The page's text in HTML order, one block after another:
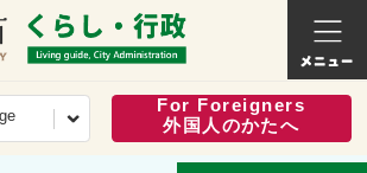
常総市公式ホームページ
くらし
For Foreigners
外国人のかたへ